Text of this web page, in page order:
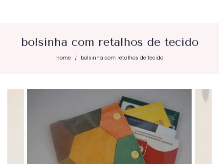
bolsinha com retalhos de tecido
Home / bolsinha com retalhos de tecido